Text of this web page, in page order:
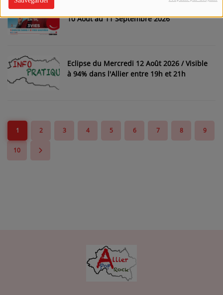
10 Août au 11 Septembre 2026
Eclipse du Mercredi 12 Août 2026 / Visible
à 94% dans l'Allier entre 19h et 21h
1 2 3 4 5 6 7 8 9
10